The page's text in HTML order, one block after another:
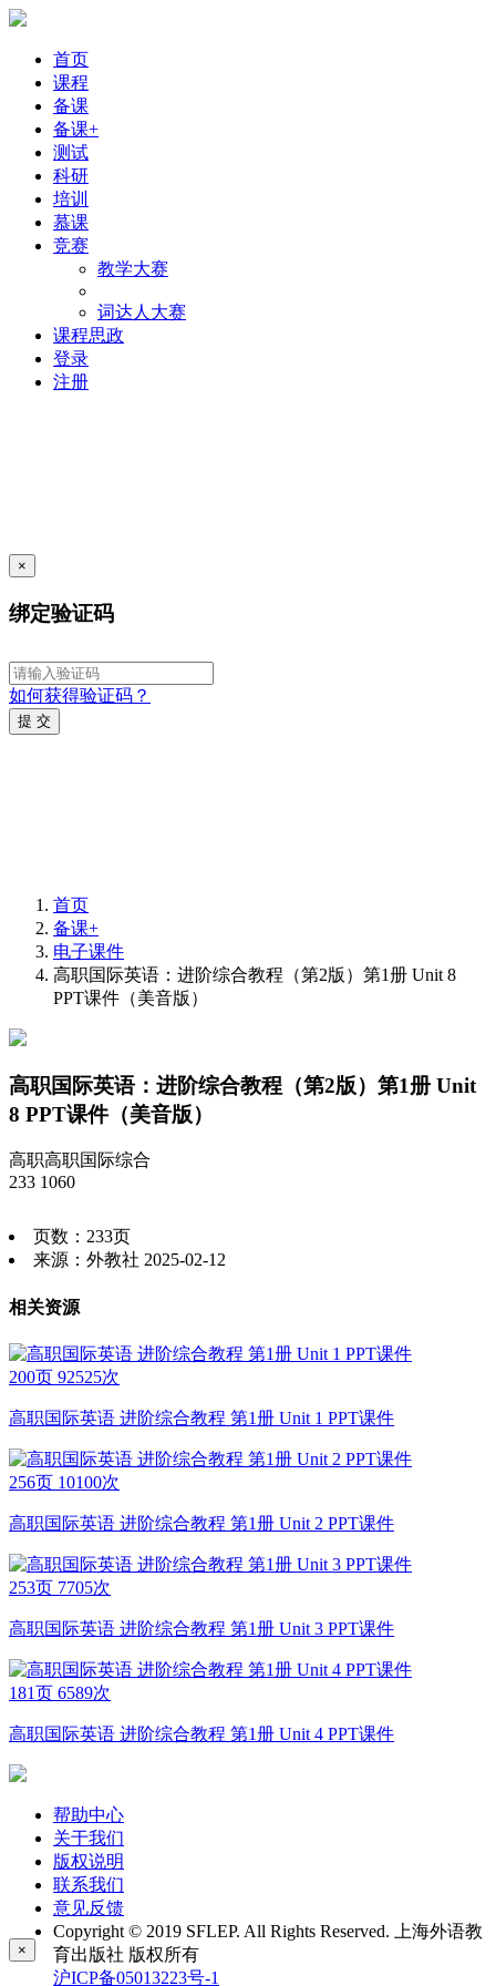
首页
课程
备课
备课+
测试
科研
培训
慕课
竞赛
教学大赛
词达人大赛
课程思政
登录
注册
×
绑定验证码
如何获得验证码？
提 交
首页
备课+
电子课件
高职国际英语：进阶综合教程（第2版）第1册 Unit 8
PPT课件（美音版）
高职国际英语：进阶综合教程（第2版）第1册 Unit
8 PPT课件（美音版）
高职高职国际综合
233 1060
页数：233页
来源：外教社 2025-02-12
相关资源
200页 92525次
高职国际英语 进阶综合教程 第1册 Unit 1 PPT课件
256页 10100次
高职国际英语 进阶综合教程 第1册 Unit 2 PPT课件
253页 7705次
高职国际英语 进阶综合教程 第1册 Unit 3 PPT课件
181页 6589次
高职国际英语 进阶综合教程 第1册 Unit 4 PPT课件
帮助中心
关于我们
版权说明
联系我们
意见反馈
Copyright © 2019 SFLEP. All Rights Reserved. 上海外语教
育出版社 版权所有
沪ICP备05013223号-1
×